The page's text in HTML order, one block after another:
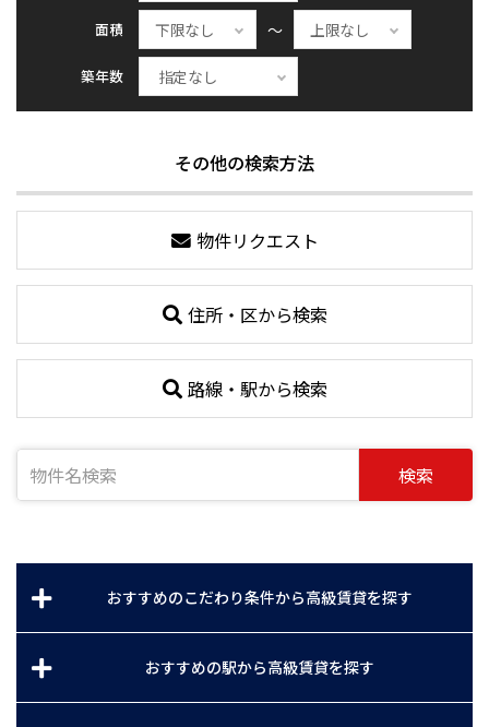
面積 ～
築年数
その他の検索方法
物件リクエスト
住所・区から検索
路線・駅から検索
検索
おすすめのこだわり条件から高級賃貸を探す
おすすめの駅から高級賃貸を探す